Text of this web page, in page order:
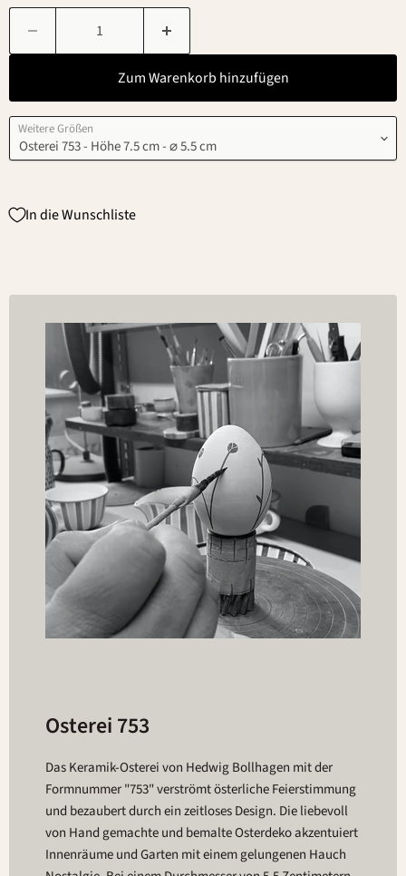
Zum Warenkorb hinzufügen
Weitere Größen
In die Wunschliste
Osterei 753
Das Keramik-Osterei von Hedwig Bollhagen mit der
Formnummer "753" verströmt österliche Feierstimmung
und bezaubert durch ein zeitloses Design. Die liebevoll
von Hand gemachte und bemalte Osterdeko akzentuiert
Innenräume und Garten mit einem gelungenen Hauch